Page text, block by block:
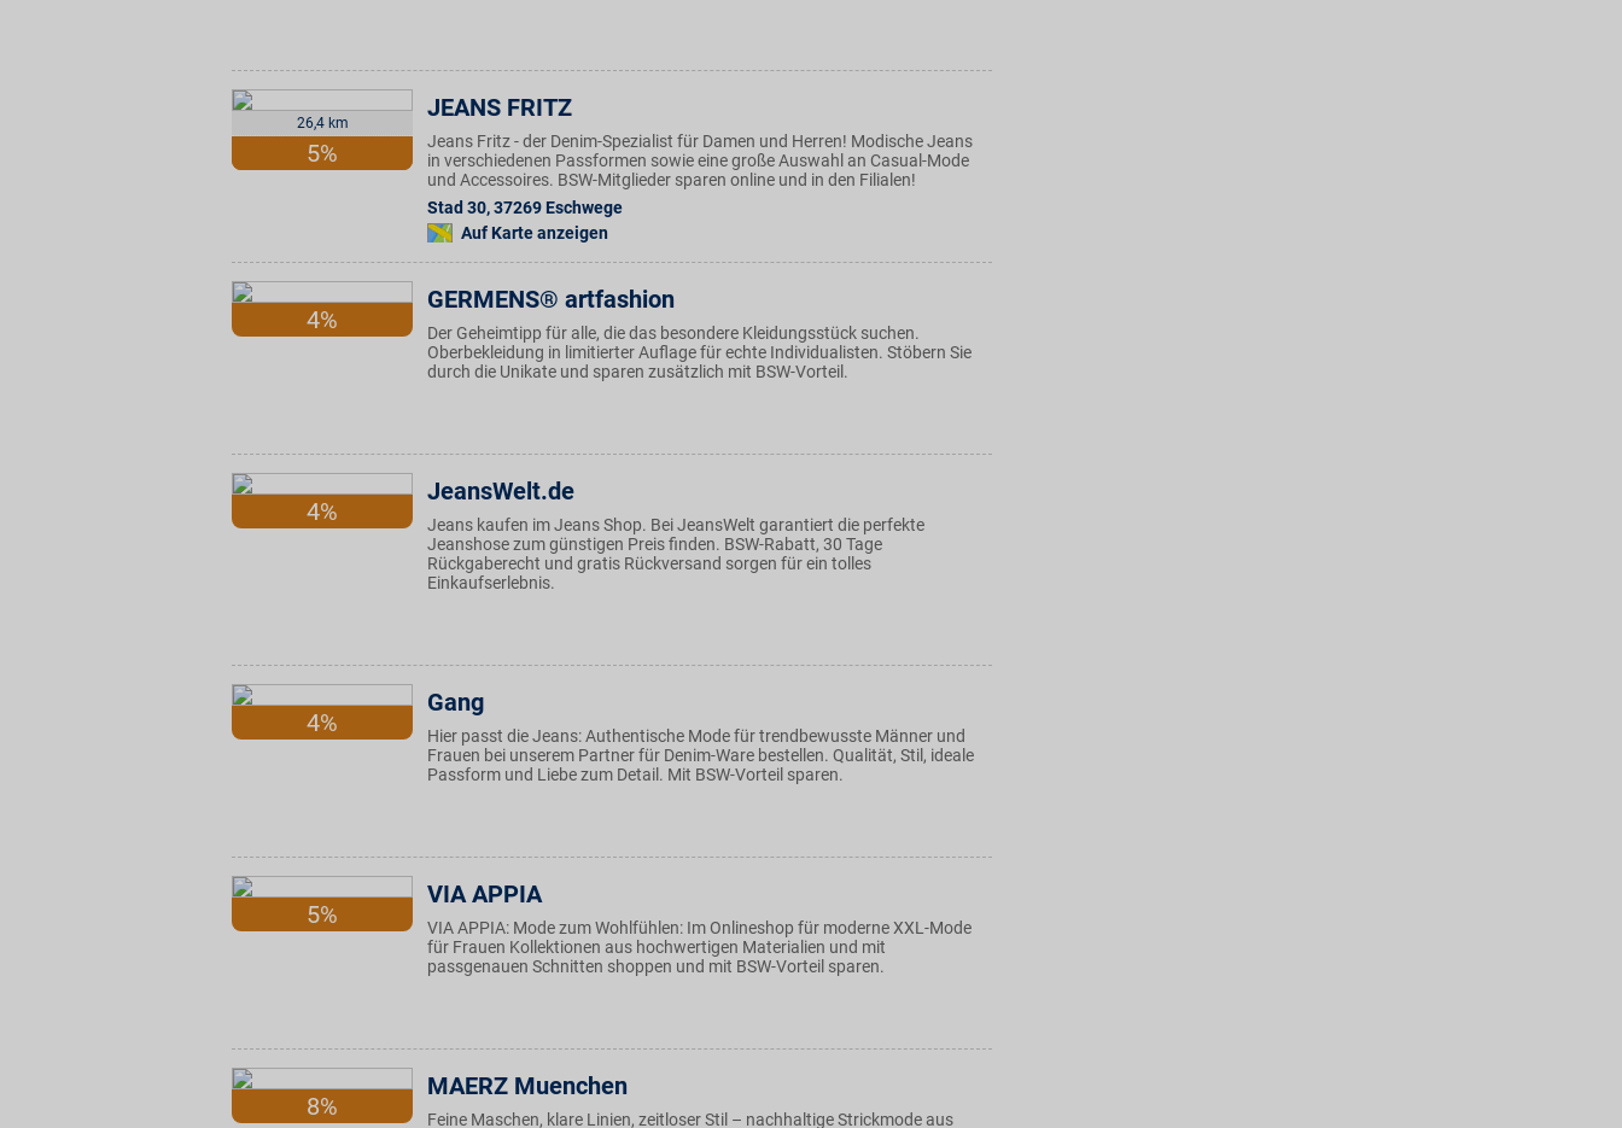
26,4 km
5%
JEANS FRITZ
Jeans Fritz - der Denim-Spezialist für Damen und Herren! Modische Jeans
in verschiedenen Passformen sowie eine große Auswahl an Casual-Mode
und Accessoires. BSW-Mitglieder sparen online und in den Filialen!
Stad 30,37269 Eschwege
Auf Karte anzeigen
4%
GERMENS® artfashion
Der Geheimtipp für alle, die das besondere Kleidungsstück suchen.
Oberbekleidung in limitierter Auflage für echte Individualisten. Stöbern Sie
durch die Unikate und sparen zusätzlich mit BSW-Vorteil.
4%
JeansWelt.de
Jeans kaufen im Jeans Shop. Bei JeansWelt garantiert die perfekte
Jeanshose zum günstigen Preis finden. BSW-Rabatt, 30 Tage
Rückgaberecht und gratis Rückversand sorgen für ein tolles
Einkaufserlebnis.
4%
Gang
Hier passt die Jeans: Authentische Mode für trendbewusste Männer und
Frauen bei unserem Partner für Denim-Ware bestellen. Qualität, Stil, ideale
Passform und Liebe zum Detail. Mit BSW-Vorteil sparen.
5%
VIA APPIA
VIA APPIA: Mode zum Wohlfühlen: Im Onlineshop für moderne XXL-Mode
für Frauen Kollektionen aus hochwertigen Materialien und mit
passgenauen Schnitten shoppen und mit BSW-Vorteil sparen.
8%
MAERZ Muenchen
Feine Maschen, klare Linien, zeitloser Stil – nachhaltige Strickmode aus